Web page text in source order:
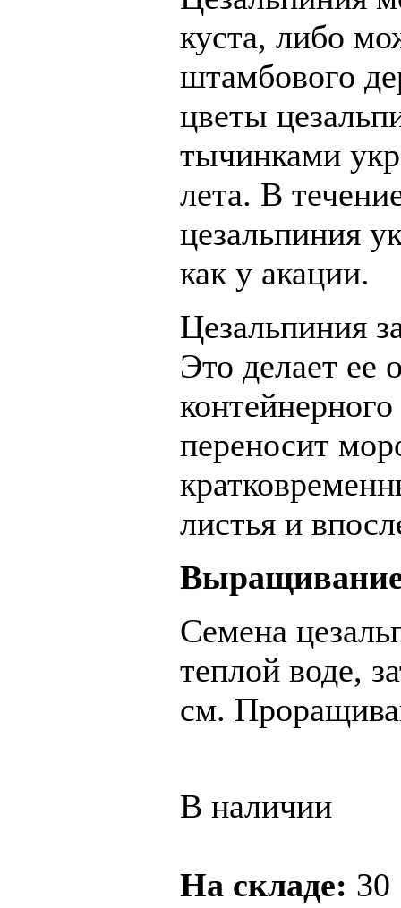
куста, либо
штамбового
цветы
тычинками
лета. В
цезальпиния
как у акации.
Цезальпиния
Это делает ее
переносит
листья и
Семена
теплой воде,
см.
В наличии
На складе: 30